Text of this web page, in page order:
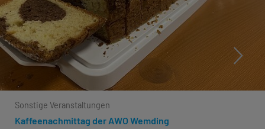
Sonstige Veranstaltungen
Kaffeenachmittag der AWO Wemding